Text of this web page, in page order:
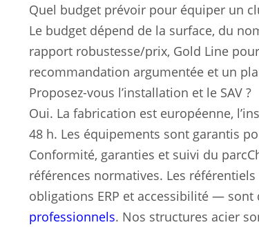
Quel budget prévoir pour équiper un
Le budget dépend de la surface, du
rapport robustesse/prix, Gold Line
recommandation argumentée et un
Proposez-vous l’installation et le SAV ?
Oui. La fabrication est européenne,
48 h. Les équipements sont garantis
Conformité, garanties et suivi du
références normatives. Les
obligations ERP et accessibilité —
professionnels. Nos structures acier